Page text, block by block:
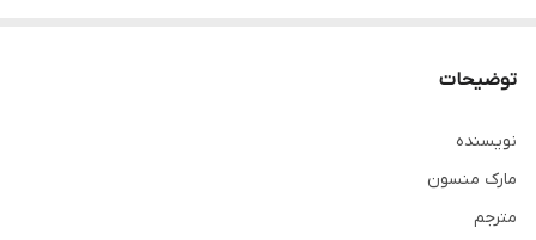
توضیحات
نویسنده
مارک منسون
مترجم